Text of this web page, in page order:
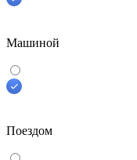
Машиной
Поездом